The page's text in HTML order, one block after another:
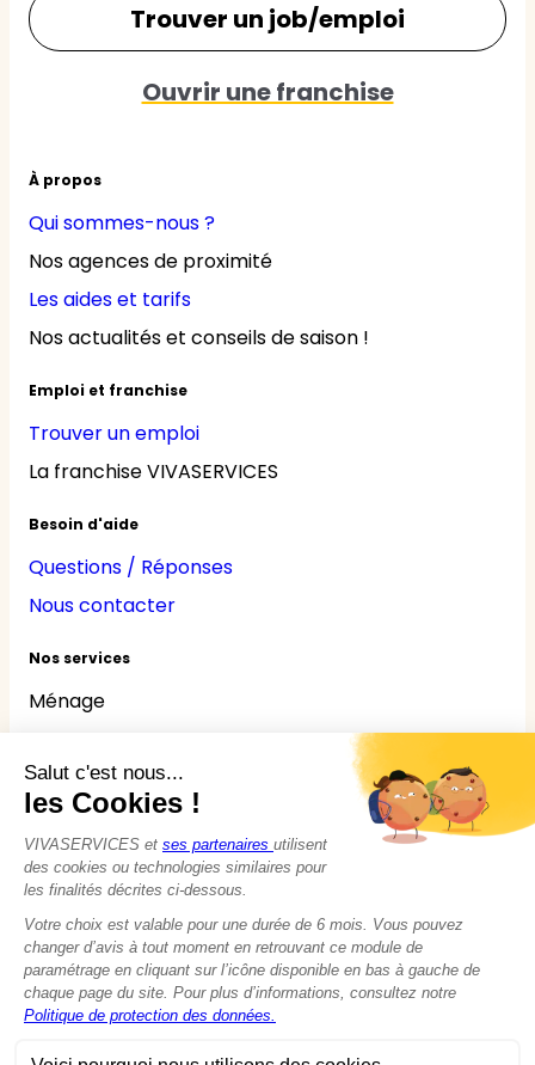
À propos
Qui sommes-nous ?
Nos agences de proximité
Les aides et tarifs
Nos actualités et conseils de saison !
Emploi et franchise
Trouver un emploi
La franchise VIVASERVICES
Besoin d'aide
Questions / Réponses
Nous contacter
Nos services
Ménage
Jardinage
Bricolage
Nounou
Seniors
Handicaps
Trouver un job/emploi
Ouvrir une franchise
© 2015 - 2026VIVASERVICES
Modifier vos préférences en matière de cookies